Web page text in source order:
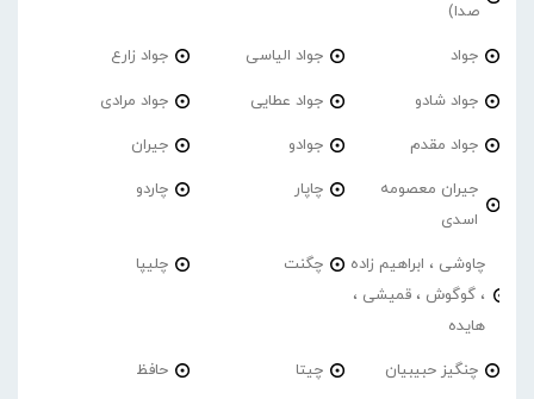
صدا)
جواد جواد الیاسی جواد زارع
جواد شادو جواد عطایی جواد مرادی
جواد مقدم جوادو جیران
جیران معصومه
اسدی
چاپار چاردو
چاوشی ، ابراهیم زاده
، گوگوش ، قمیشی ،
هایده
چگنت چلیپا
چنگیز حبیبیان چیتا حافظ